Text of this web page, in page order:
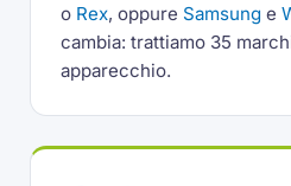
o Rex, oppure Samsung e
cambia: trattiamo 35
apparecchio.